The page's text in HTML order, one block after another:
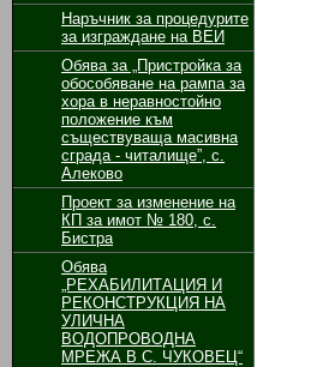
Наръчник за процедурите
за изграждане на ВЕИ
Обява за „Пристройка за
обособяване на рампа за
хора в неравностойно
положение към
съществуваща масивна
сграда - читалище”, с.
Алеково
Проект за изменение на
КП за имот № 180, с.
Бистра
Обява
„РЕХАБИЛИТАЦИЯ И
РЕКОНСТРУКЦИЯ НА
УЛИЧНА
ВОДОПРОВОДНА
МРЕЖА В С. ЧУКОВЕЦ“